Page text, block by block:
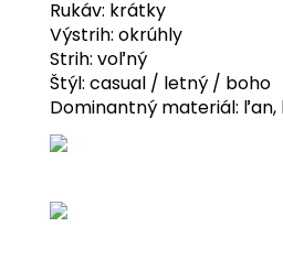
Rukáv: krátky
Výstrih: okrúhly
Strih: voľný
Štýl: casual / letný / boho
Dominantný materiál: ľan,